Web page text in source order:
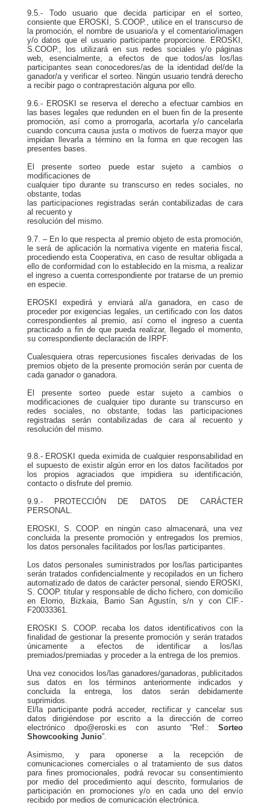
9.5.- Todo usuario que decida participar en el sorteo,
consiente que EROSKI, S.COOP., utilice en el transcurso de
la promoción, el nombre de usuario/a y el comentario/imagen
y/o datos que el usuario participante proporcione. EROSKI,
S.COOP., los utilizará en sus redes sociales y/o páginas
web, esencialmente, a efectos de que todos/as los/las
participantes sean conocedores/as de la identidad del/de la
ganador/a y verificar el sorteo. Ningún usuario tendrá derecho
a recibir pago o contraprestación alguna por ello.
9.6.- EROSKI se reserva el derecho a efectuar cambios en
las bases legales que redunden en el buen fin de la presente
promoción, así como a prorrogarla, acortarla y/o cancelarla
cuando concurra causa justa o motivos de fuerza mayor que
impidan llevarla a término en la forma en que recogen las
presentes bases.
El presente sorteo puede estar sujeto a cambios o
modificaciones de
cualquier tipo durante su transcurso en redes sociales, no
obstante, todas
las participaciones registradas serán contabilizadas de cara
al recuento y
resolución del mismo.
9.7. – En lo que respecta al premio objeto de esta promoción,
le será de aplicación la normativa vigente en materia fiscal,
procediendo esta Cooperativa, en caso de resultar obligada a
ello de conformidad con lo establecido en la misma, a realizar
el ingreso a cuenta correspondiente por tratarse de un premio
en especie.
EROSKI expedirá y enviará al/a ganadora, en caso de
proceder por exigencias legales, un certificado con los datos
correspondientes al premio, así como el ingreso a cuenta
practicado a fin de que pueda realizar, llegado el momento,
su correspondiente declaración de IRPF.
Cualesquiera otras repercusiones fiscales derivadas de los
premios objeto de la presente promoción serán por cuenta de
cada ganador o ganadora.
El presente sorteo puede estar sujeto a cambios o
modificaciones de cualquier tipo durante su transcurso en
redes sociales, no obstante, todas las participaciones
registradas serán contabilizadas de cara al recuento y
resolución del mismo.
9.8.- EROSKI queda eximida de cualquier responsabilidad en
el supuesto de existir algún error en los datos facilitados por
los propios agraciados que impidiera su identificación,
contacto o disfrute del premio.
9.9.- PROTECCIÓN DE DATOS DE CARÁCTER
PERSONAL.
EROSKI, S. COOP. en ningún caso almacenará, una vez
concluida la presente promoción y entregados los premios,
los datos personales facilitados por los/las participantes.
Los datos personales suministrados por los/las participantes
serán tratados confidencialmente y recopilados en un fichero
automatizado de datos de carácter personal, siendo EROSKI,
S. COOP. titular y responsable de dicho fichero, con domicilio
en Elorrio, Bizkaia, Barrio San Agustín, s/n y con CIF.-
F20033361.
EROSKI S. COOP. recaba los datos identificativos con la
finalidad de gestionar la presente promoción y serán tratados
únicamente a efectos de identificar a los/las
premiados/premiadas y proceder a la entrega de los premios.
Una vez conocidos los/las ganadores/ganadoras, publicitados
sus datos en los términos anteriormente indicados y
concluida la entrega, los datos serán debidamente
suprimidos.
El/la participante podrá acceder, rectificar y cancelar sus
datos dirigiéndose por escrito a la dirección de correo
electrónico dpo@eroski.es con asunto “Ref.:Sorteo
Showcooking Junio”.
Asimismo, y para oponerse a la recepción de
comunicaciones comerciales o al tratamiento de sus datos
para fines promocionales, podrá revocar su consentimiento
por medio del procedimiento aquí descrito, formularios de
participación en promociones y/o en cada uno del envío
recibido por medios de comunicación electrónica.